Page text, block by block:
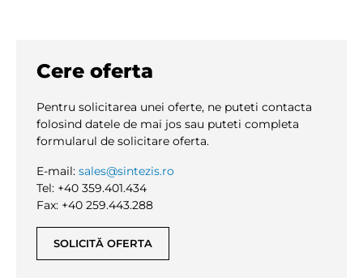
Cere oferta
Pentru solicitarea unei oferte, ne puteti contacta
folosind datele de mai jos sau puteti completa
formularul de solicitare oferta.
E-mail: sales@sintezis.ro
Tel: +40 359.401.434
Fax: +40 259.443.288
SOLICITĂ OFERTA